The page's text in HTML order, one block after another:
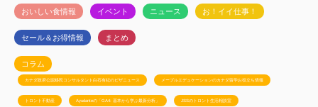
おいしい食情報 イベント ニュース お！イイ仕事！
セール＆お得情報 まとめ
コラム
カナダ政府公認移民コンサルタント白石有紀のビザニュース メープルエデュケーションのカナダ留学お役立ち情報
トロント不動産 Ayudanteの「GA4: 基本から学ぶ最新分析」 JSSのトロント生活相談室